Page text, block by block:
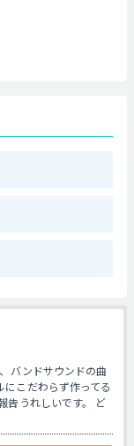
バンドサウンドの曲
こだわらず作ってる
告うれしいです。 ど